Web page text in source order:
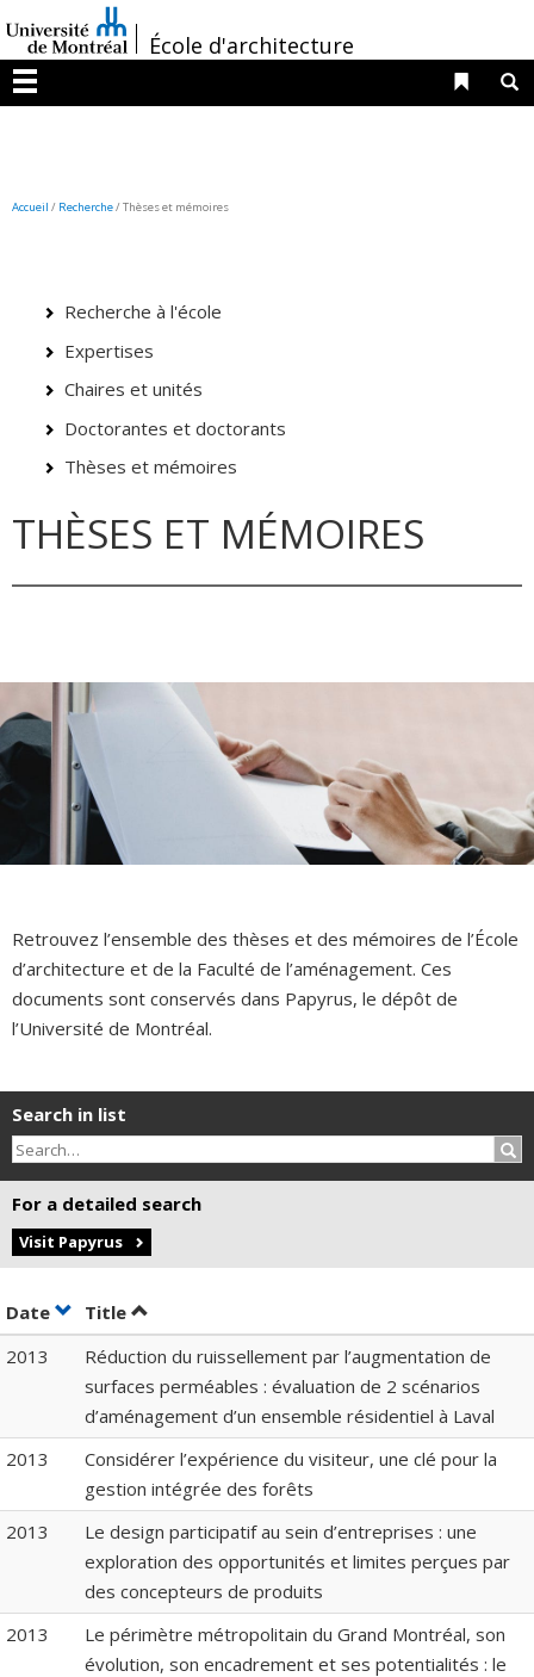
au
contenu
/École d'architecture
Menu
Liens
Accueil / Recherche/Thèses et mémoires
Recherche à l'école
Expertises
Chaires et unités
Doctorantes et doctorants
Thèses et mémoires
THÈSES ET MÉMOIRES
Retrouvez l’ensemble des thèses et des mémoires de l’École
d’architecture et de la Faculté de l’aménagement. Ces
documents sont conservés dans Papyrus, le dépôt de
l’Université de Montréal.
Search in list
For a detailed search
Visit Papyrus
Date Sort by date in ascending order
Title Sort by title in ascending order
2013
Réduction du ruissellement par l’augmentation de
surfaces perméables : évaluation de 2 scénarios
d’aménagement d’un ensemble résidentiel à Laval
2013
Considérer l’expérience du visiteur, une clé pour la
gestion intégrée des forêts
2013
Le design participatif au sein d’entreprises : une
exploration des opportunités et limites perçues par
des concepteurs de produits
2013
Le périmètre métropolitain du Grand Montréal, son
évolution, son encadrement et ses potentialités : le